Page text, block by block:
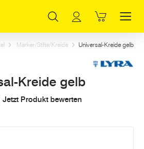
Marker/Stifte/Kreide Universal-Kreide gelb
Kreide gelb
Jetzt Produkt bewerten